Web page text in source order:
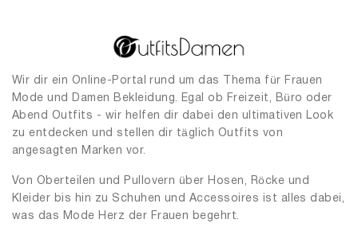
Wir dir ein Online-Portal rund um das Thema für Frauen
Mode und Damen Bekleidung. Egal ob Freizeit, Büro oder
Abend Outfits - wir helfen dir dabei den ultimativen Look
zu entdecken und stellen dir täglich Outfits von
angesagten Marken vor.
Von Oberteilen und Pullovern über Hosen, Röcke und
Kleider bis hin zu Schuhen und Accessoires ist alles dabei,
was das Mode Herz der Frauen begehrt.